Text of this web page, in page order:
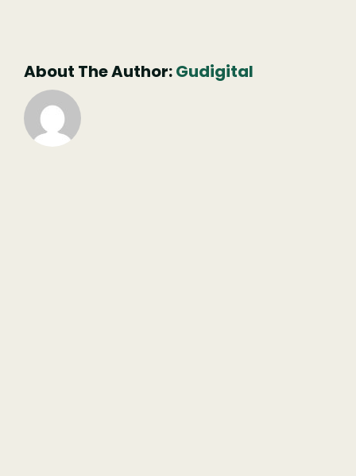
About The Author:Gudigital